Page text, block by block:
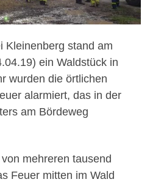
Kleinenberg stand am
ein Waldstück in
wurden die örtlichen
alarmiert, das in der
am Bördeweg
mehreren tausend
Feuer mitten im Wald